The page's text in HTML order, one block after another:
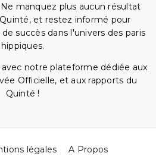
manquez plus aucun résultat
et restez informé pour
succès dans l'univers des paris
hippiques.
notre plateforme dédiée aux
Officielle, et aux rapports du
Quinté !
légales A Propos